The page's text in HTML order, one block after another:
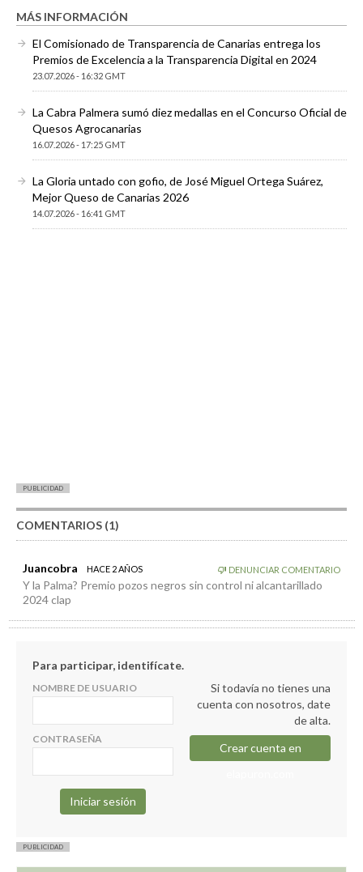
MÁS INFORMACIÓN
El Comisionado de Transparencia de Canarias entrega los
Premios de Excelencia a la Transparencia Digital en 2024
23.07.2026 - 16:32 GMT
La Cabra Palmera sumó diez medallas en el Concurso Oficial de
Quesos Agrocanarias
16.07.2026 - 17:25 GMT
La Gloria untado con gofio, de José Miguel Ortega Suárez,
Mejor Queso de Canarias 2026
14.07.2026 - 16:41 GMT
PUBLICIDAD
COMENTARIOS (1)
Juancobra HACE 2 AÑOS DENUNCIAR COMENTARIO
Y la Palma? Premio pozos negros sin control ni alcantarillado
2024 clap
Para participar, identifícate.
NOMBRE DE USUARIO
CONTRASEÑA
Si todavía no tienes una
cuenta con nosotros, date
de alta.
Crear cuenta en
PUBLICIDAD